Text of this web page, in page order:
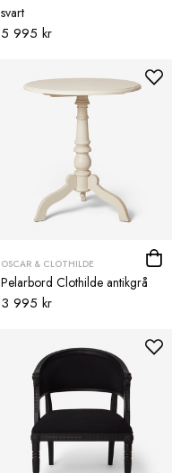
svart
5 995 kr
OSCAR & CLOTHILDE
Pelarbord Clothilde antikgrå
3 995 kr